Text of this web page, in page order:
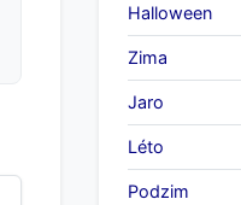
Halloween
Zima
Jaro
Léto
Podzim